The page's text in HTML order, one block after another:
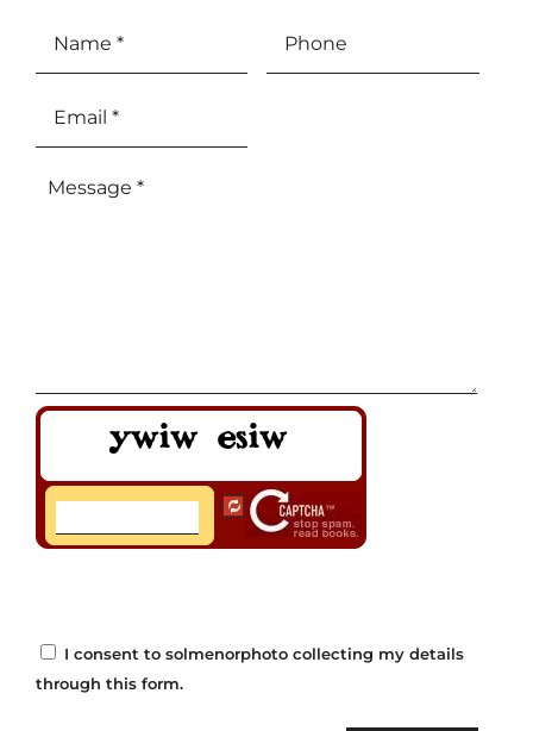
I consent to solmenorphoto collecting my details
through this form.